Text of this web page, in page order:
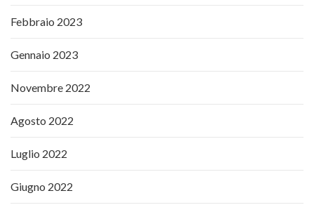
Febbraio 2023
Gennaio 2023
Novembre 2022
Agosto 2022
Luglio 2022
Giugno 2022